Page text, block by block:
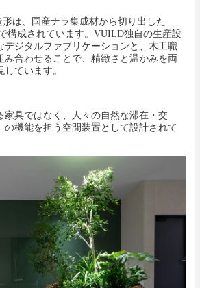
は、国産ナラ集成材から切り出した
構成されています。VUILD独自の生産設
デジタルファブリケーションと、木工職
み合わせることで、精緻さと温かみを両
ています。
家具ではなく、人々の自然な滞在・交
の機能を担う空間装置として設計されて